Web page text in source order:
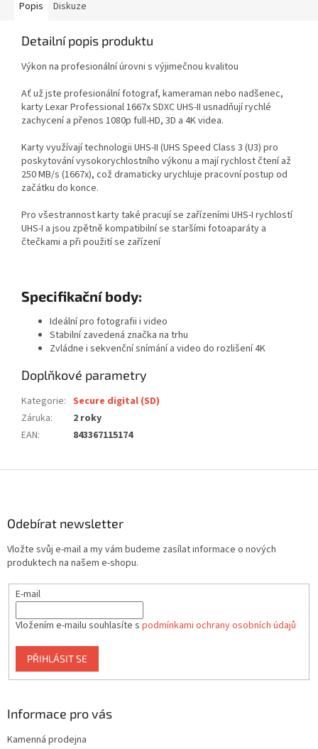
Popis Diskuze
Detailní popis produktu
Výkon na profesionální úrovni s výjimečnou kvalitou
Ať už jste profesionální fotograf, kameraman nebo nadšenec,
karty Lexar Professional 1667x SDXC UHS-II usnadňují rychlé
zachycení a přenos 1080p full-HD, 3D a 4K videa.
Karty využívají technologii UHS-II (UHS Speed ​​Class 3 (U3) pro
poskytování vysokorychlostního výkonu a mají rychlost čtení až
250 MB/s (1667x), což dramaticky urychluje pracovní postup od
začátku do konce.
Pro všestrannost karty také pracují se zařízeními UHS-I rychlostí
UHS-I a jsou zpětně kompatibilní se staršími fotoaparáty a
čtečkami a při použití se zařízení
Specifikační body:
Ideální pro fotografii i video
Stabilní zavedená značka na trhu
Zvládne i sekvenční snímání a video do rozlišení 4K
Doplňkové parametry
Kategorie: Secure digital (SD)
Záruka:
2 roky
EAN: 843367115174
Odebírat newsletter
Vložte svůj e-mail a my vám budeme zasílat informace o nových
produktech na našem e-shopu.
E-mail
Vložením e-mailu souhlasíte s podmínkami ochrany osobních údajů
PŘIHLÁSIT SE
Informace pro vás
Kamenná prodejna